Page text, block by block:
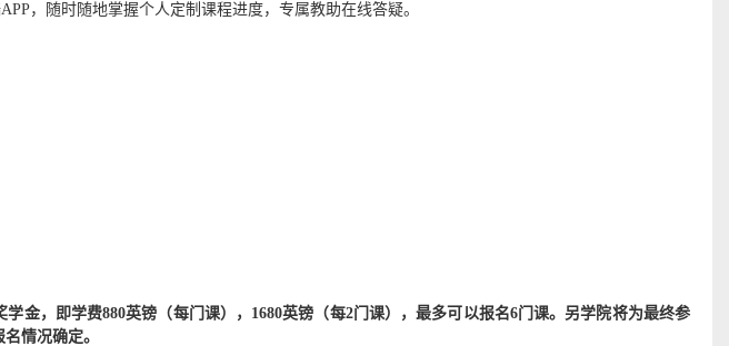
APP，随时随地掌握个人定制课程进度，专属教助在线答疑。
学金，即学费880英镑（每门课）， 1680英镑（每2门课），最多可以报名6门课。另学院将为最终参
情况确定。